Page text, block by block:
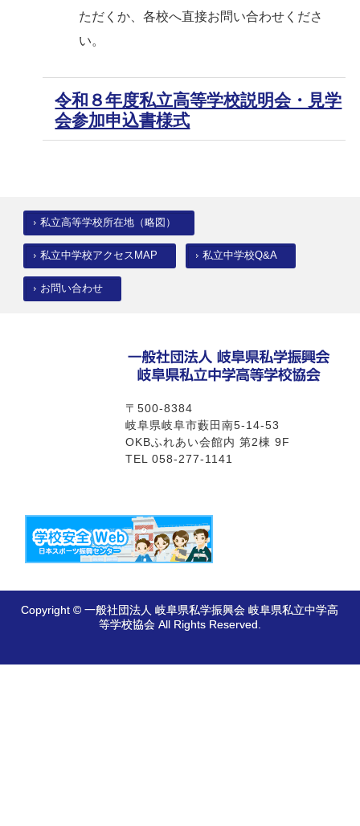
ただくか、各校へ直接お問い合わせくださ
い。
令和８年度私立高等学校説明会・見学
会参加申込書様式
私立高等学校所在地（略図）
私立中学校アクセスMAP 私立中学校Q&A
お問い合わせ
〒500-8384
岐阜県岐阜市藪田南5-14-53
OKBふれあい会館内 第2棟 9F
TEL 058-277-1141
Copyright © 一般社団法人 岐阜県私学振興会 岐阜県私立中学高
等学校協会 All Rights Reserved.